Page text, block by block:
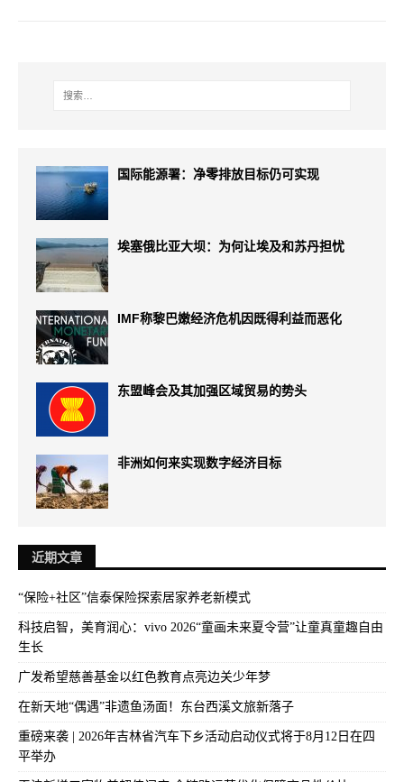
国际能源署：净零排放目标仍可实现
埃塞俄比亚大坝：为何让埃及和苏丹担忧
IMF称黎巴嫩经济危机因既得利益而恶化
东盟峰会及其加强区域贸易的势头
非洲如何来实现数字经济目标
近期文章
“保险+社区”信泰保险探索居家养老新模式
科技启智，美育润心：vivo 2026“童画未来夏令营”让童真童趣自由
生长
广发希望慈善基金以红色教育点亮边关少年梦
在新天地“偶遇”非遗鱼汤面！东台西溪文旅新落子
重磅来袭 | 2026年吉林省汽车下乡活动启动仪式将于8月12日在四
平举办